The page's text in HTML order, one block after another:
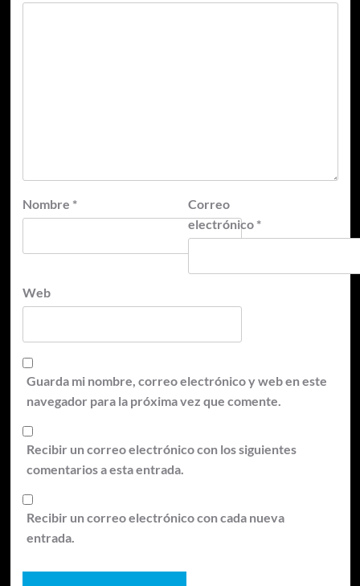
Nombre *
Correo
electrónico *
Web
Guarda mi nombre, correo electrónico y web en este
navegador para la próxima vez que comente.
Recibir un correo electrónico con los siguientes
comentarios a esta entrada.
Recibir un correo electrónico con cada nueva
entrada.